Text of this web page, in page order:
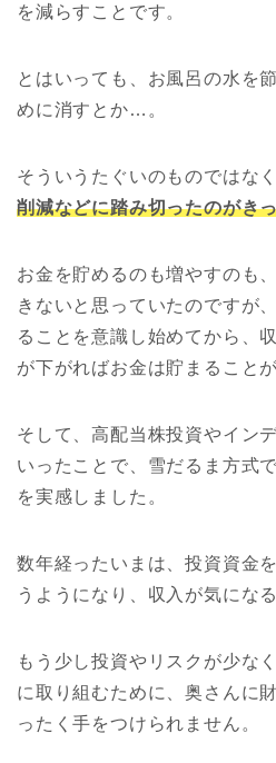
を減らすことです。
とはいっても、お風呂の水を
めに消すとか…。
そういうたぐいのものではなく
削減などに踏み切ったのがき
お金を貯めるのも増やすのも
きないと思っていたのですが
ることを意識し始めてから、
が下がればお金は貯まること
そして、高配当株投資やイン
いったことで、雪だるま方式
を実感しました。
数年経ったいまは、投資資金
うようになり、収入が気にな
もう少し投資やリスクが少な
に取り組むために、奥さんに
ったく手をつけられません。